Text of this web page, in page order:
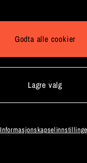
Myseprotein er et
som ønsker det beste til
et lavt nivå av både fett og
opptak er det et ideelt
restitusjon etter trening.
per porsjon –
til shaker, smoothies og
å gi deg et proteinpulver
løser seg lett opp i vann
Godta alle cookier
Lagre valg